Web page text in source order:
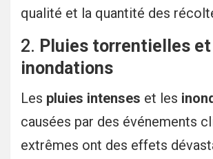
qualité et la quantité des
2. Pluies torrentielles et
inondations
Les pluies intenses et les
causées par des événements
extrêmes ont des effets